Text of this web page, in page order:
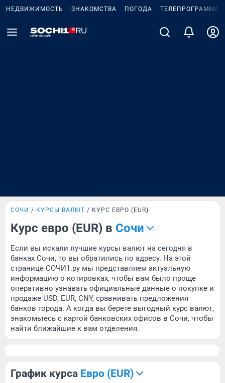
НЕДВИЖИМОСТЬ ЗНАКОМСТВА ПОГОДА ТЕЛЕПРОГРАММА
СОЧИ КУРСЫ ВАЛЮТ КУРС ЕВРО (EUR)
Курс евро (EUR) в Сочи
Если вы искали лучшие курсы валют на сегодня в
банках Сочи, то вы обратились по адресу. На этой
странице СОЧИ1.ру мы представляем актуальную
информацию о котировках, чтобы вам было проще
оперативно узнавать официальные данные о покупке и
продаже USD, EUR, CNY, сравнивать предложения
банков города. А когда вы берете выгодный курс валют,
знакомьтесь с картой банковских офисов в Сочи, чтобы
найти ближайшие к вам отделения.
График курса евро (EUR)